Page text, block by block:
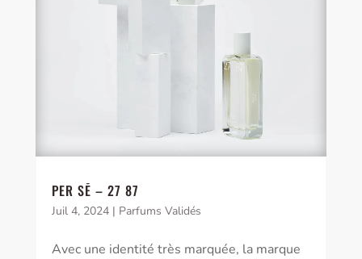
PER SĒ – 27 87
Juil 4, 2024| Parfums Validés
Avec une identité très marquée, la marque